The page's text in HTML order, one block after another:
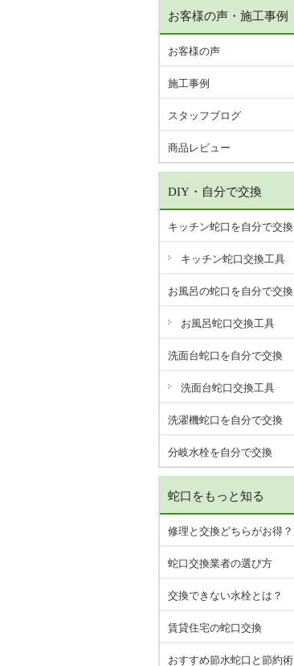
お客様の声・施工事例
お客様の声
施工事例
スタッフブログ
商品レビュー
DIY・自分で交換
キッチン蛇口を自分で交換
キッチン蛇口交換工具
お風呂の蛇口を自分で交換
お風呂蛇口交換工具
洗面台蛇口を自分で交換
洗面台蛇口交換工具
洗濯機蛇口を自分で交換
分岐水栓を自分で交換
蛇口をもっと知る
修理と交換どちらがお得？
蛇口交換業者の選び方
交換できない水栓とは？
賃貸住宅の蛇口交換
おすすめ節水蛇口と節約術